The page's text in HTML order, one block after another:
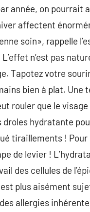
année, on pourrait
affectent
soin», rappelle
n’est pas
Tapotez votre
bien à plat. Une
rouler que le
hydratante
tiraillements !
de levier !
des cellules de
plus aisément
allergies